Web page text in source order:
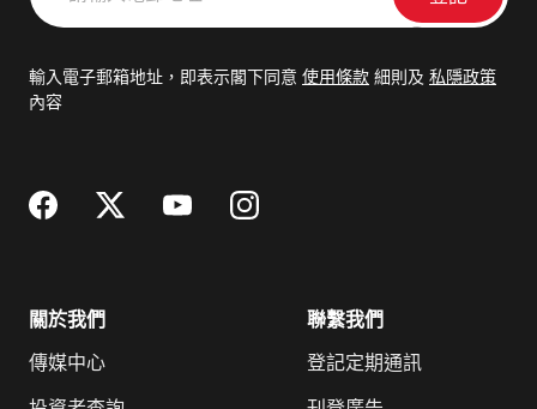
郵
輸入電子郵箱地址，即表示閣下同意 使用條款 細則及 私隱政策
內容
關於我們
傳媒中心
聯繫我們
登記定期通訊